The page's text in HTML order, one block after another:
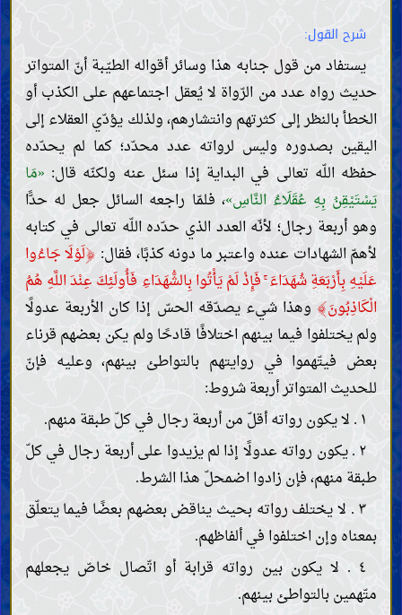
شرح القول:
يستفاد من قول جنابه هذا وسائر أقواله الطيّبة أنّ المتواتر
حديث رواه عدد من الرّواة لا يُعقل اجتماعهم على الكذب أو
الخطأ بالنظر إلى كثرتهم وانتشارهم، ولذلك يؤدّي العقلاء إلى
اليقين بصدوره وليس لرواته عدد محدّد؛ كما لم يحدّده
حفظه اللّه تعالى في البداية إذا سئل عنه ولكنّه قال: «مَا
يَسْتَيْقِنُ بِهِ عُقَلَاءُ النَّاسِ»، فلمّا راجعه السائل جعل له حدًّا
وهو أربعة رجال؛ لأنّه العدد الذي حدّده اللّه تعالى في كتابه
لأهمّ الشهادات عنده واعتبر ما دونه كذبًا، فقال: ﴿لَوْلَا جَاءُوا
عَلَيْهِ بِأَرْبَعَةِ شُهَدَاءَ ۚ فَإِذْ لَمْ يَأْتُوا بِالشُّهَدَاءِ فَأُولَئِكَ عِنْدَ اللَّهِ هُمُ
الْكَاذِبُونَ﴾وهذا شيء يصدّقه الحسّ إذا كان الأربعة عدولًا
ولم يختلفوا فيما بينهم اختلافًا قادحًا ولم يكن بعضهم قرناء
بعض فيتّهموا في روايتهم بالتواطئ بينهم، وعليه فإنّ
للحديث المتواتر أربعة شروط:
١ . لا يكون رواته أقلّ من أربعة رجال في كلّ طبقة منهم.
٢ . يكون رواته عدولًا إذا لم يزيدوا على أربعة رجال في كلّ
طبقة منهم، فإن زادوا اضمحلّ هذا الشرط.
٣ . لا يختلف رواته بحيث يناقض بعضهم بعضًا فيما يتعلّق
بمعناه وإن اختلفوا في ألفاظهم.
٤ . لا يكون بين رواته قرابة أو اتّصال خاصّ يجعلهم
متّهمين بالتواطئ بينهم.